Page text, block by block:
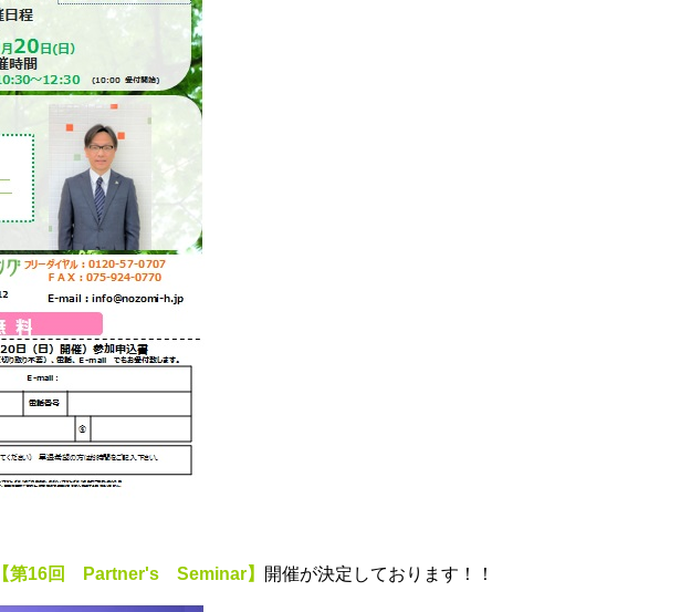
【第16回 Partner's Seminar】 開催が決定しております！！